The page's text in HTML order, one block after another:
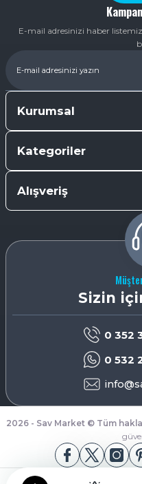
E-mail adresinizi haber
Kurumsal
Kategoriler
Alışveriş
Sizin
0 352
0 532
2026 - Sav Market © Tüm